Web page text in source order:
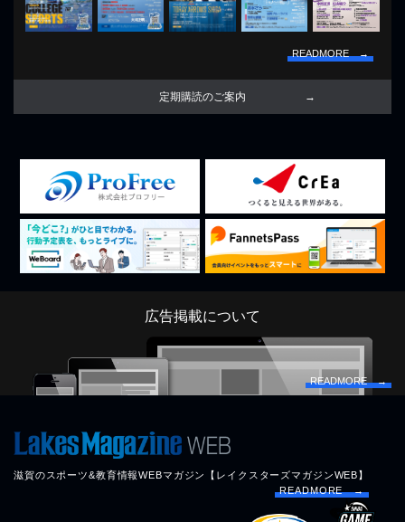
READMORE →
定期購読のご案内
広告掲載について
READMORE →
滋賀のスポーツ&教育情報WEBマガジン【レイクスターズマガジンWEB】
READMORE →